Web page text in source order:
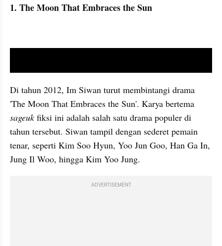
1. The Moon That Embraces the Sun
Di tahun 2012, Im Siwan turut membintangi drama
sageuk fiksi ini adalah salah satu drama populer di
tahun tersebut. Siwan tampil dengan sederet pemain
tenar, seperti Kim Soo Hyun, Yoo Jun Goo, Han Ga In,
Jung Il Woo, hingga Kim Yoo Jung.
ADVERTISEMENT